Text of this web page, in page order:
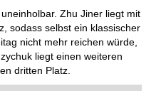
Zhu Jiner liegt mit
sodass selbst ein klassischer
nicht mehr reichen würde,
liegt einen weiteren
dritten Platz.